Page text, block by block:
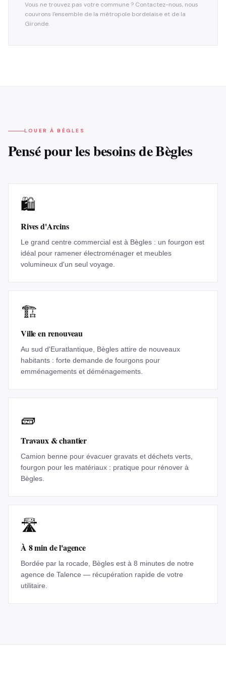
Vous ne trouvez pas votre commune ? Contactez-nous, nous
couvrons l'ensemble de la métropole bordelaise et de la
Gironde.
LOUER À BÈGLES
Pensé pour les besoins deBègles
🛍️
Rives d'Arcins
Le grand centre commercial est à Bègles : un fourgon est
idéal pour ramener électroménager et meubles
volumineux d'un seul voyage.
🏗️
Ville en renouveau
Au sud d'Euratlantique, Bègles attire de nouveaux
habitants : forte demande de fourgons pour
emménagements et déménagements.
🧱
Travaux & chantier
Camion benne pour évacuer gravats et déchets verts,
fourgon pour les matériaux : pratique pour rénover à
Bègles.
🛣️
À 8 min de l'agence
Bordée par la rocade, Bègles est à 8 minutes de notre
agence de Talence — récupération rapide de votre
utilitaire.